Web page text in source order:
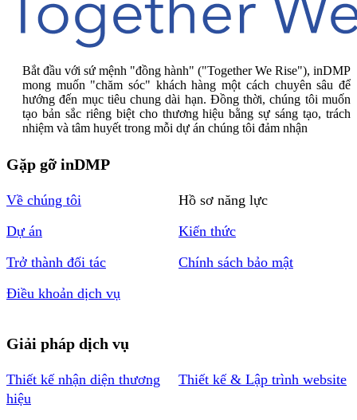
Bắt đầu với sứ mệnh "đồng hành" ("Together We Rise"), inDMP
mong muốn "chăm sóc" khách hàng một cách chuyên sâu để
hướng đến mục tiêu chung dài hạn. Đồng thời, chúng tôi muốn
tạo bản sắc riêng biệt cho thương hiệu bằng sự sáng tạo, trách
nhiệm và tâm huyết trong mỗi dự án chúng tôi đảm nhận
Gặp gỡ inDMP
Về chúng tôi
Hồ sơ năng lực
Dự án
Kiến thức
Trở thành đối tác
Chính sách bảo mật
Điều khoản dịch vụ
Giải pháp dịch vụ
Thiết kế nhận diện thương
hiệu
Thiết kế & Lập trình website